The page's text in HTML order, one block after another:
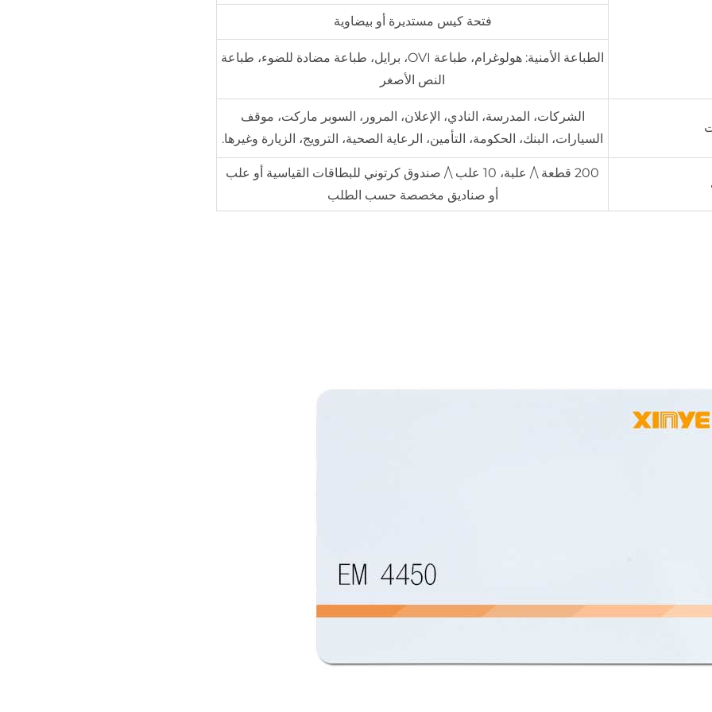
فتحة كيس مستديرة أو بيضاوية
الطباعة الأمنية: هولوغرام، طباعة OVI، برايل، طباعة مضادة للضوء، طباعة
النص الأصغر
الشركات، المدرسة، النادي، الإعلان، المرور، السوبر ماركت، موقف
السيارات، البنك، الحكومة، التأمين، الرعاية الصحية، الترويج، الزيارة وغيرها.
200 قطعة \/ علبة، 10 علب \/ صندوق كرتوني للبطاقات القياسية أو علب
أو صناديق مخصصة حسب الطلب